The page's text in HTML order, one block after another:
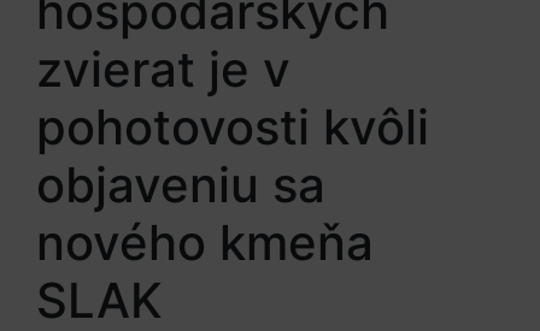
zvierat je v
pohotovosti kvôli
objaveniu sa
nového kmeňa
SLAK